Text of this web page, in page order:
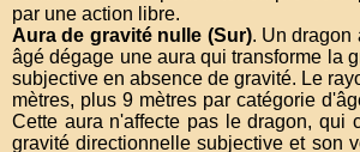
par une action libre.
Aura de gravité nulle (Sur). Un dragon
âgé dégage une aura qui transforme la
subjective en absence de gravité. Le
mètres, plus 9 mètres par catégorie
Cette aura n'affecte pas le dragon, qui
gravité directionnelle subjective et son